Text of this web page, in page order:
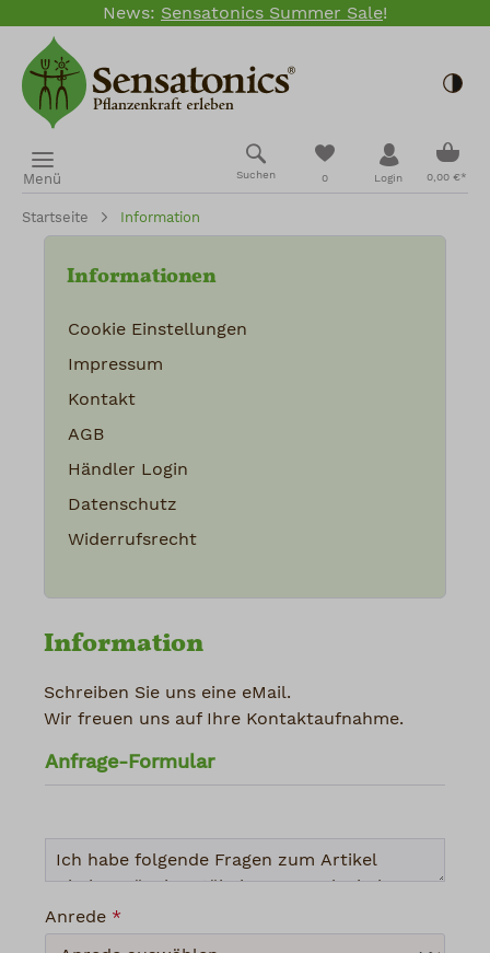
Zum Hauptinhalt springen
News: Sensatonics Summer Sale!
Menü Suchen 0
Du hast 0
Login 0,00 €*
Startseite Information
Informationen
Cookie Einstellungen
Impressum
Kontakt
AGB
Händler Login
Datenschutz
Widerrufsrecht
Information
Schreiben Sie uns eine eMail.
Wir freuen uns auf Ihre Kontaktaufnahme.
Anfrage-Formular
Anrede *